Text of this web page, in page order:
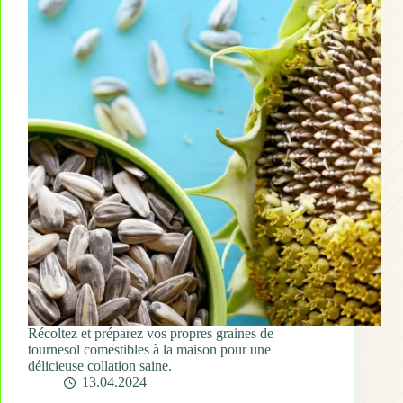
Récoltez et préparez vos propres graines de
tournesol comestibles à la maison pour une
délicieuse collation saine.
13.04.2024